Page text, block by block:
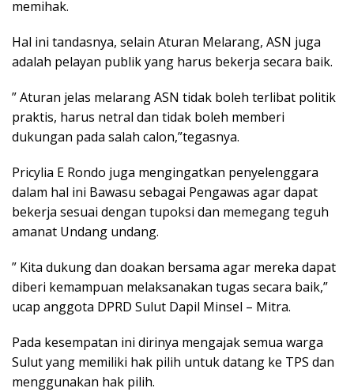
memihak.
Hal ini tandasnya, selain Aturan Melarang, ASN juga
adalah pelayan publik yang harus bekerja secara baik.
” Aturan jelas melarang ASN tidak boleh terlibat politik
praktis, harus netral dan tidak boleh memberi
dukungan pada salah calon,”tegasnya.
Pricylia E Rondo juga mengingatkan penyelenggara
dalam hal ini Bawasu sebagai Pengawas agar dapat
bekerja sesuai dengan tupoksi dan memegang teguh
amanat Undang undang.
” Kita dukung dan doakan bersama agar mereka dapat
diberi kemampuan melaksanakan tugas secara baik,”
ucap anggota DPRD Sulut Dapil Minsel – Mitra.
Pada kesempatan ini dirinya mengajak semua warga
Sulut yang memiliki hak pilih untuk datang ke TPS dan
menggunakan hak pilih.